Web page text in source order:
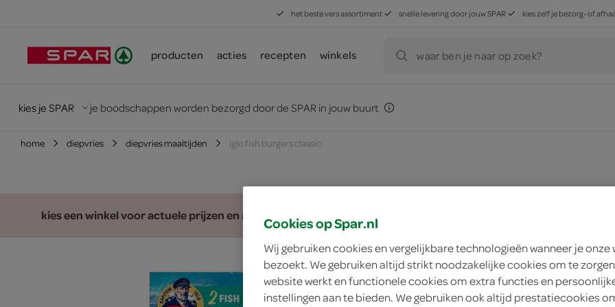
het beste vers assortiment snelle levering door jouw SPAR kies zelf je bezorg- of
producten acties recepten winkels waar ben je naar op zoek?
kies je SPAR je boodschappen worden bezorgd door de SPAR in jouw buurt
home diepvries diepvries maaltijden iglo fish burgers classic
kies een winkel voor actuele prijzen en assortiment
Iglo fish burgers
Cookies op Spar.nl
Wij gebruiken cookies en vergelijkbare technologieën wanneer je onze
bezoekt. We gebruiken altijd strikt noodzakelijke cookies om te
website werkt en functionele cookies om extra functies en
instellingen aan te bieden. We gebruiken ook altijd prestatiecookies